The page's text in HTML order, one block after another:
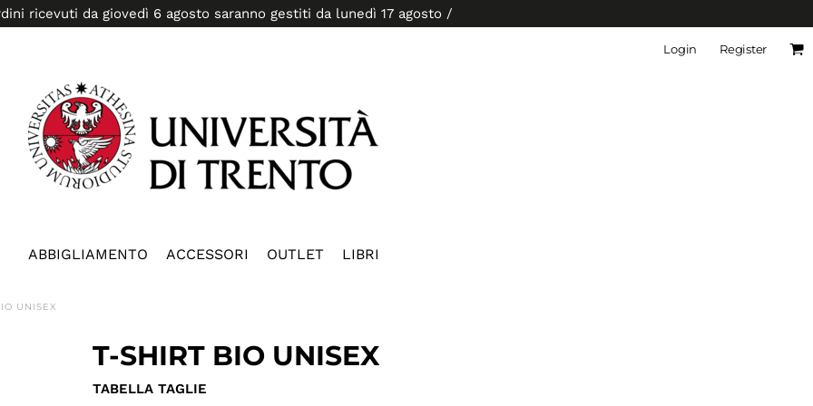
ricevuti da giovedì 6 agosto saranno gestiti da lunedì 17 agosto /
Login Register
ABBIGLIAMENTO ACCESSORI OUTLET LIBRI
UNISEX
T-SHIRT BIO UNISEX
TABELLA TAGLIE